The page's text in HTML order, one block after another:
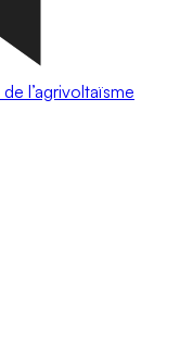
l’agrivoltaïsme